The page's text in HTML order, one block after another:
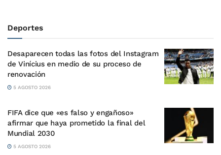
Deportes
Desaparecen todas las fotos del Instagram
de Vinícius en medio de su proceso de
renovación
5 AGOSTO 2026
FIFA dice que «es falso y engañoso»
afirmar que haya prometido la final del
Mundial 2030
5 AGOSTO 2026